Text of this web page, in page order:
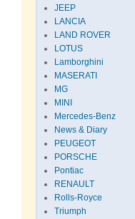
JEEP
LANCIA
LAND ROVER
LOTUS
Lamborghini
MASERATI
MG
MINI
Mercedes-Benz
News & Diary
PEUGEOT
PORSCHE
Pontiac
RENAULT
Rolls-Royce
Triumph